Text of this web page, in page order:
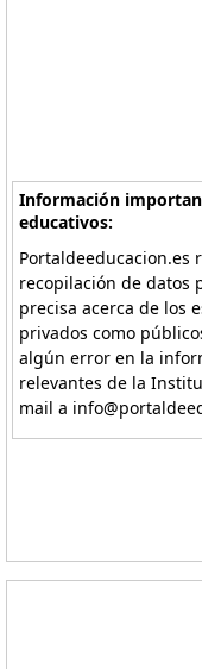
Información
educativos:
recopilación de datos
precisa acerca de los
privados como
algún error en la
relevantes de la
mail a